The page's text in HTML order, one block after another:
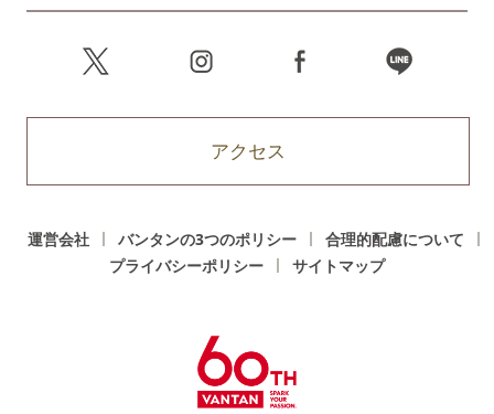
アクセス
運営会社 バンタンの3つのポリシー
合理的配慮について
プライバシーポリシー
サイトマップ